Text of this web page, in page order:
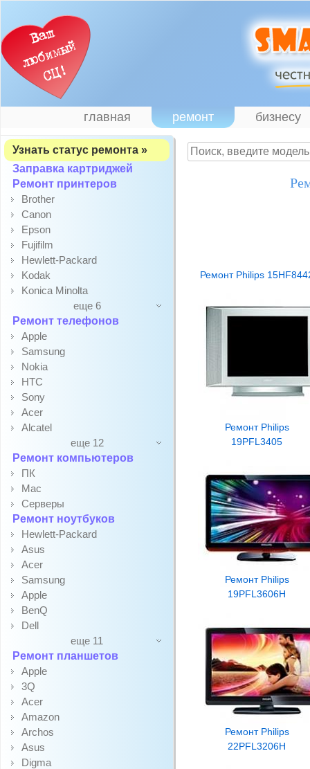
главная ремонт бизнесу
Узнать статус ремонта »
Заправка картриджей
Ремонт принтеров
Brother
Canon
Epson
Fujifilm
Hewlett-Packard
Kodak
Konica Minolta
еще 6
Ремонт телефонов
Apple
Samsung
Nokia
HTC
Sony
Acer
Alcatel
еще 12
Ремонт компьютеров
ПК
Mac
Серверы
Ремонт ноутбуков
Hewlett-Packard
Asus
Acer
Samsung
Apple
BenQ
Dell
еще 11
Ремонт планшетов
Apple
3Q
Acer
Amazon
Archos
Asus
Digma
Ремонт Philips
Ремонт Philips
19PFL3405
Ремонт Philips
19PFL3606H
Ремонт Philips
22PFL3206H